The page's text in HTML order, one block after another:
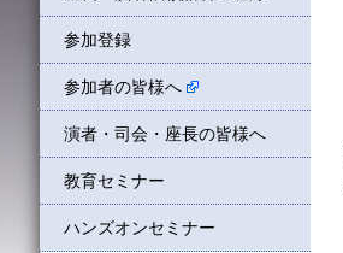
参加登録
参加者の皆様へ
演者・司会・座長の皆様へ
教育セミナー
ハンズオンセミナー